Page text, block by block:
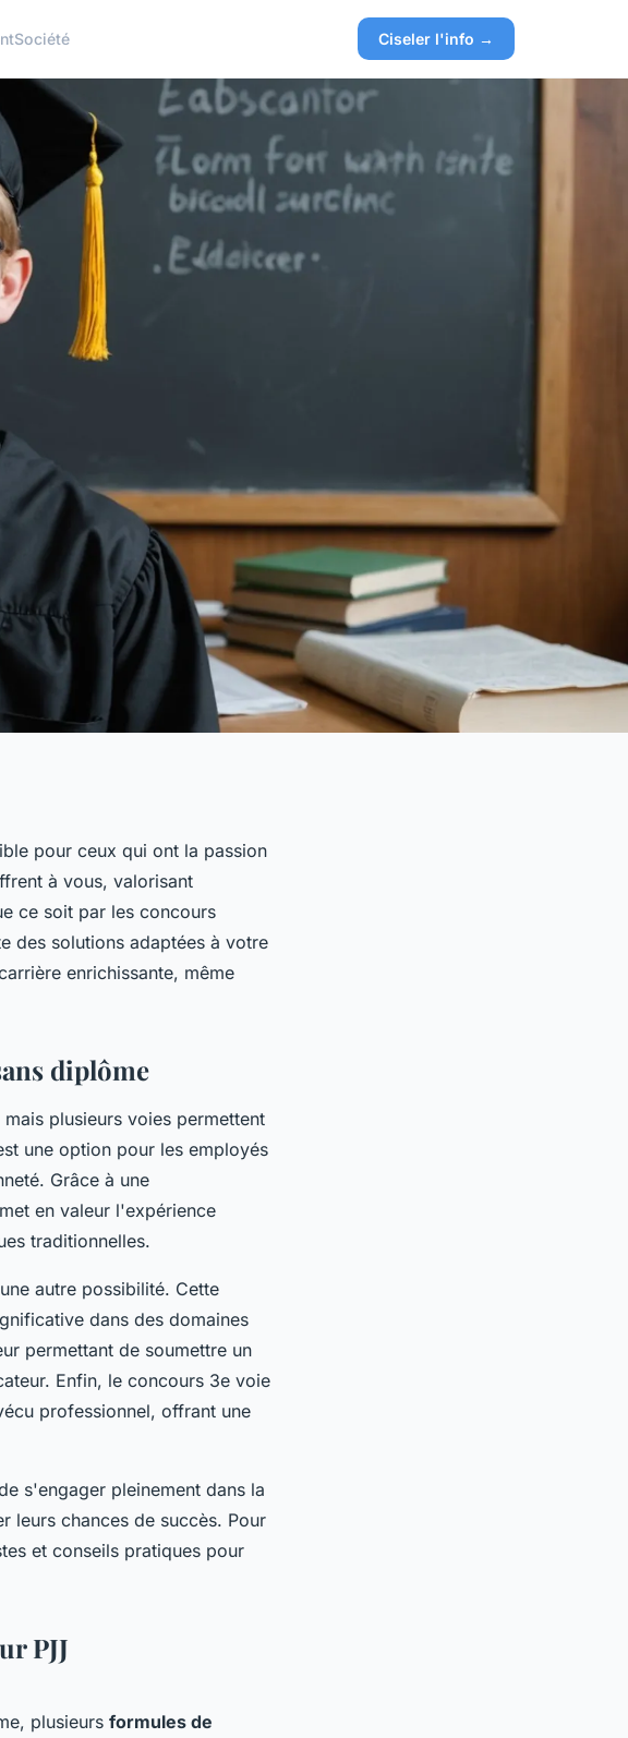
Société Ciseler l'info →
le
pour ceux qui ont la passion
à vous, valorisant
ce soit par les concours
des solutions adaptées à votre
enrichissante, même
diplôme
plusieurs voies permettent
une option pour les employés
Grâce à une
en valeur l'expérience
traditionnelles.
autre possibilité. Cette
dans des domaines
permettant de soumettre un
Enfin, le concours 3e voie
professionnel, offrant une
s'engager pleinement dans la
leurs chances de succès. Pour
et conseils pratiques pour
PJJ
plusieurs formules de